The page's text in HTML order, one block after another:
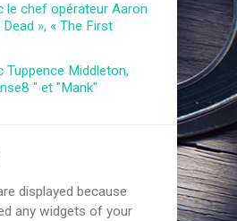
le chef opérateur Aaron
», « The First
Tuppence Middleton,
" et "Mank"
displayed because
any widgets of your